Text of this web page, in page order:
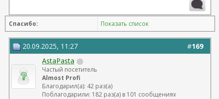
Спасибо: Показать список
#169
20.09.2025, 11:27
AstaPasta
Частый посетитель
Almost Profi
Благодарил(а): 42 раз(а)
Поблагодарили: 182 раз(а) в 101 сообщениях